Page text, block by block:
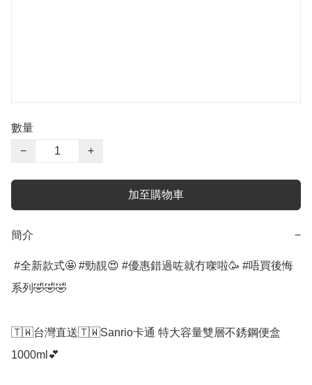
數量
−
+
加至購物車
簡介 −
系列🤣🤣🤣
🇹🇼台灣直送🇹🇼Sanrio卡通 特大容量雙層不銹鋼便盒
1000ml💕